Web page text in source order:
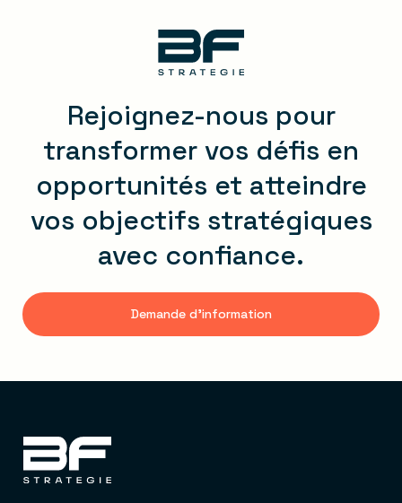
Rejoignez-nous pour
transformer vos défis en
opportunités et atteindre
vos objectifs stratégiques
avec confiance.
Demande d'information